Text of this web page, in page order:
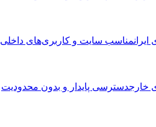
مناسب سایت و کاربری‌های داخلی
خارجدسترسی پایدار و بدون محدودیت